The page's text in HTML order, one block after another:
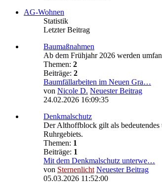
AG-Wohnen
Statistik
Letzter Beitrag
Baumaßnahmen
Ab dem Frühjahr 2026 werden
Themen: 2
Beiträge: 2
Baumfällarbeiten im Neuen Gra…
von Nicole D. Neuester Beitrag
24.02.2026 16:09:35
Denkmalschutz
Der Althoffblock gilt als bedeutendes
Ruhrgebiets.
Themen: 1
Beiträge: 1
Mit dem Denkmalschutz unterwe…
von Sternenlicht Neuester Beitrag
05.03.2026 11:52:00